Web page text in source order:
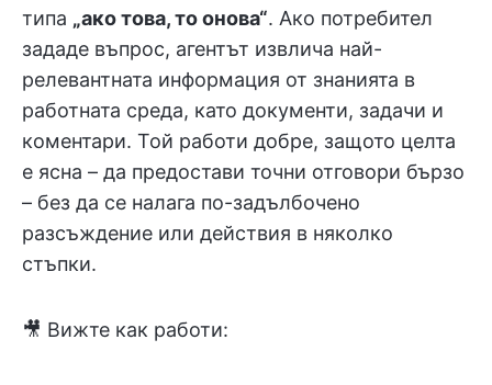
типа „ако това, то онова“. Ако потребител
зададе въпрос, агентът извлича най-
релевантната информация от знанията в
работната среда, като документи, задачи и
коментари. Той работи добре, защото целта
е ясна – да предостави точни отговори бързо
– без да се налага по-задълбочено
разсъждение или действия в няколко
стъпки.
🎥 Вижте как работи: